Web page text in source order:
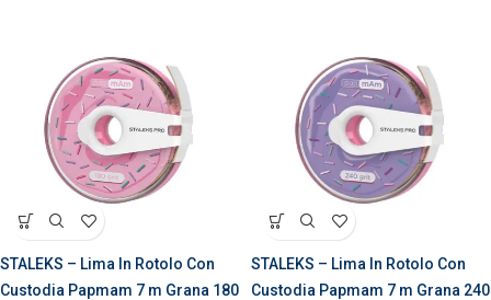
STALEKS – Lima In Rotolo Con
Custodia Papmam 7 m Grana 180
STALEKS – Lima In Rotolo Con
Custodia Papmam 7 m Grana 240